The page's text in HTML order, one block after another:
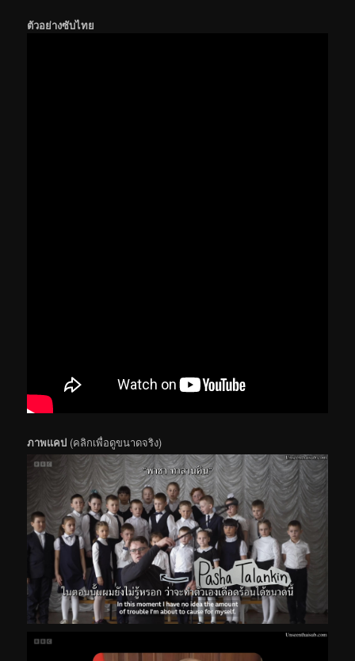
ตัวอย่างซับไทย
ภาพแคป (คลิกเพื่อดูขนาดจริง)